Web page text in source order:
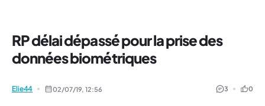
RP délai dépassé pour la prise des
données biométriques
Elie44 02/07/19,12:56 3 0